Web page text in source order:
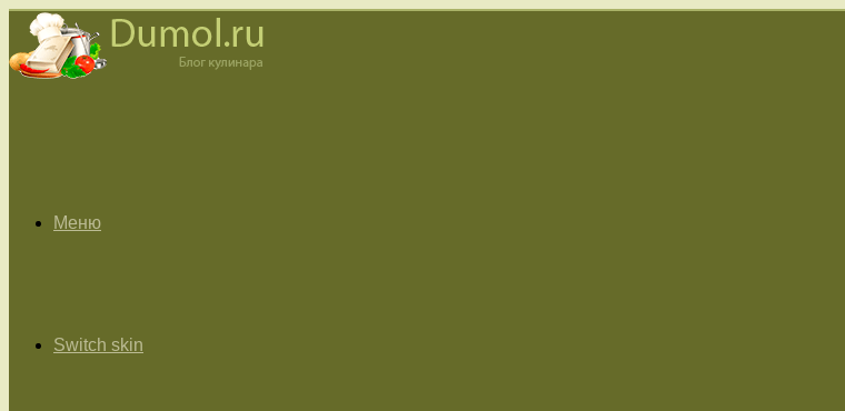
Меню
Switch skin